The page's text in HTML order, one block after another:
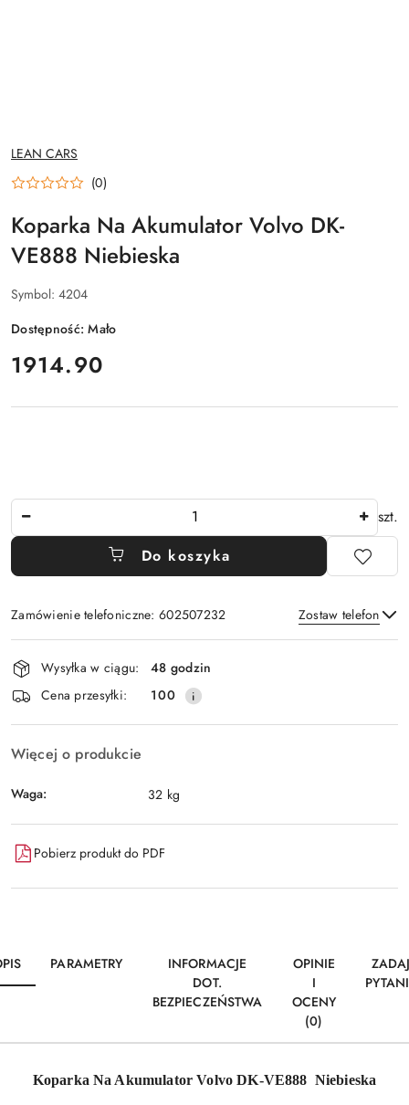
NAZWA
PRODUCENTA:
LEAN CARS
(0)
Koparka Na Akumulator Volvo DK-
VE888 Niebieska
Symbol: 4204
Dostępność:Mało
cena:
1914.90
szt.
Do koszyka
Zamówienie telefoniczne: 602507232 Zostaw telefon
Wyślij
Dostępność
i
dostawa
Wysyłka w ciągu:
48 godzin
Cena przesyłki:
100
Więcej o produkcie
Waga: 32 kg
Pobierz produkt do PDF
PARAMETRY
INFORMACJE
DOT.
BEZPIECZEŃSTWA
OPINIE
I
OCENY
(0)
Koparka Na Akumulator Volvo DK-VE888 Niebieska